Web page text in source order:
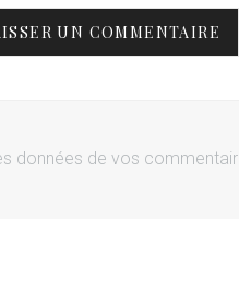
données de vos